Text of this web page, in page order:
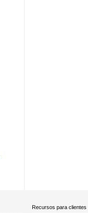
Recursos para clientes